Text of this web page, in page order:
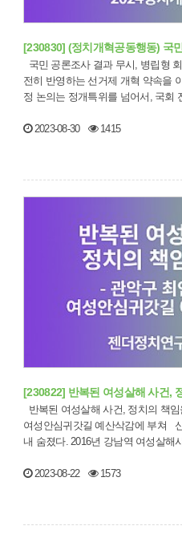
[230830] (정치개혁공동행동) 국
전히 반영하는 선거제 개혁 약속을 이행하라 올 상반기
정 논의는 정개특위를 넘어서, 국회
2023-08-30 1415
[230822] 반복된 여성살해 사건,
여성안심귀갓길 예산삭감에 부쳐 신림동 여성살해 사건의 피해자가 끝
내 숨졌다. 2016년 강남역 여성살해
2023-08-22 1573